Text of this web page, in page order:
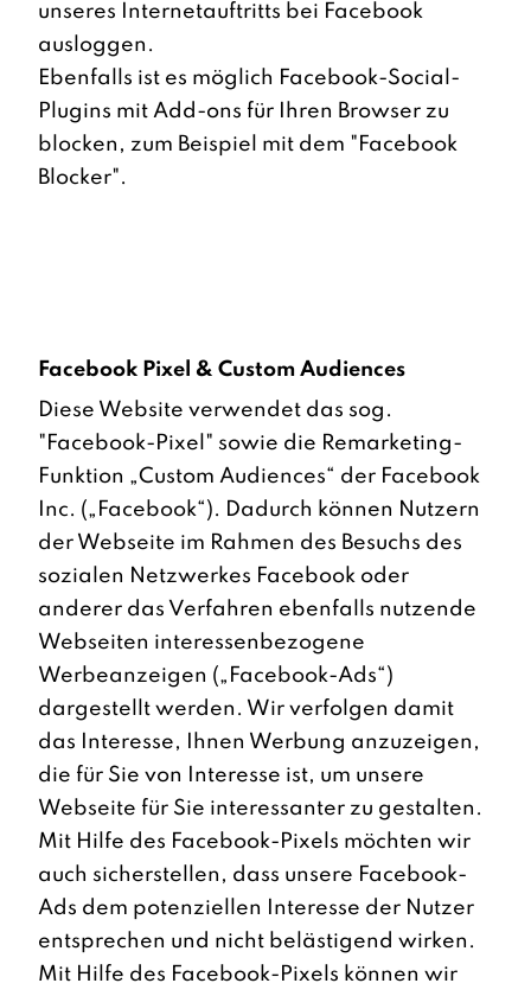
unseres Internetauftritts bei Facebook
ausloggen.
Ebenfalls ist es möglich Facebook-Social-
Plugins mit Add-ons für Ihren Browser zu
blocken, zum Beispiel mit dem "Facebook
Blocker".
Facebook Pixel & Custom Audiences
Diese Website verwendet das sog.
"Facebook-Pixel" sowie die Remarketing-
Funktion „Custom Audiences“ der Facebook
Inc. („Facebook“). Dadurch können Nutzern
der Webseite im Rahmen des Besuchs des
sozialen Netzwerkes Facebook oder
anderer das Verfahren ebenfalls nutzende
Webseiten interessenbezogene
Werbeanzeigen („Facebook-Ads“)
dargestellt werden. Wir verfolgen damit
das Interesse, Ihnen Werbung anzuzeigen,
die für Sie von Interesse ist, um unsere
Webseite für Sie interessanter zu gestalten.
Mit Hilfe des Facebook-Pixels möchten wir
auch sicherstellen, dass unsere Facebook-
Ads dem potenziellen Interesse der Nutzer
entsprechen und nicht belästigend wirken.
Mit Hilfe des Facebook-Pixels können wir